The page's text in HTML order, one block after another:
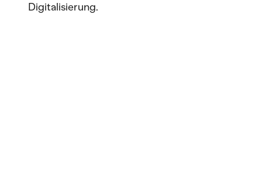
Digitalisierung.